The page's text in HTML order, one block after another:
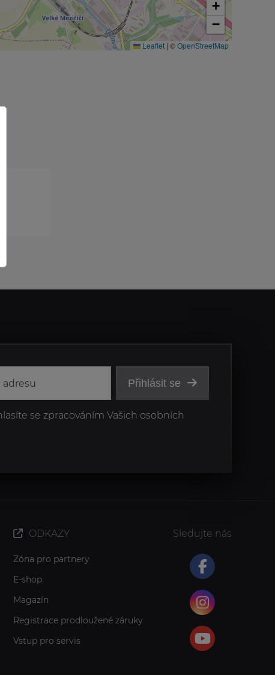
+
−
Leaflet | ©OpenStreetMap
Přihlásit se
se zpracováním Vašich osobních
ODKAZY
Zóna pro partnery
E-shop
Magazín
Registrace prodloužené záruky
Vstup pro servis
Sledujte nás